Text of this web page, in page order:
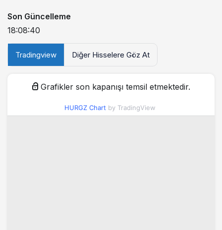
Son Güncelleme
18:08:40
Tradingview Diğer Hisselere Göz At
Grafikler son kapanışı temsil etmektedir.
HURGZ Chart by TradingView